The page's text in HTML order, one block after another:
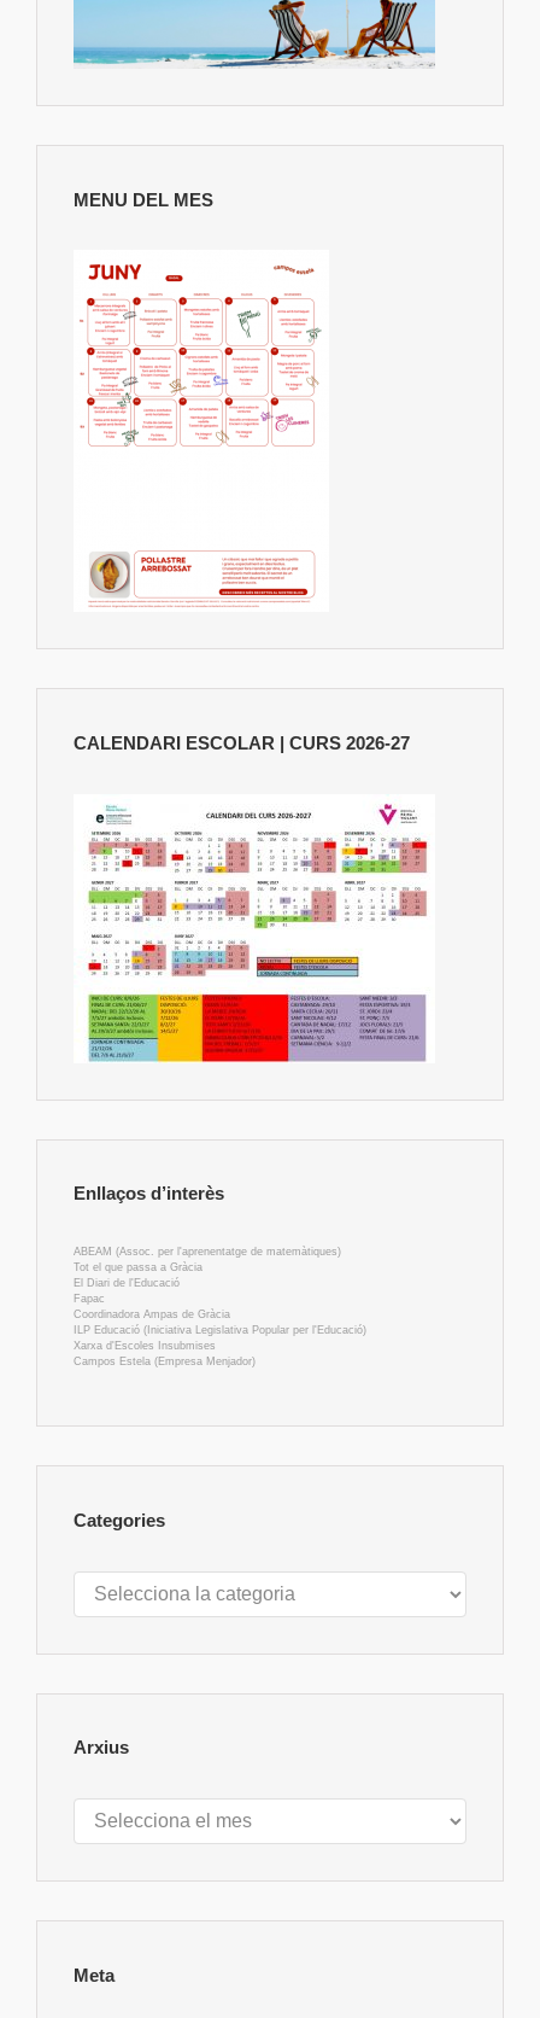
MENU DEL MES
CALENDARI ESCOLAR | CURS 2026-27
Enllaços d’interès
ABEAM (Assoc. per l'aprenentatge de matemàtiques)
Tot el que passa a Gràcia
El Diari de l'Educació
Fapac
Coordinadora Ampas de Gràcia
ILP Educació (Iniciativa Legislativa Popular per l'Educació)
Xarxa d'Escoles Insubmises
Campos Estela (Empresa Menjador)
Categories
Categories
Arxius
Arxius
Meta